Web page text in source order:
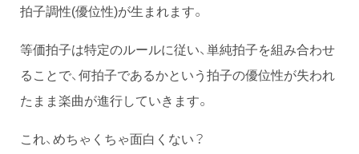
拍子調性(優位性)が生まれます。
等価拍子は特定のルールに従い、単純拍子を組み合わせ
ることで、何拍子であるかという拍子の優位性が失われ
たまま楽曲が進行していきます。
これ、めちゃくちゃ面白くない？